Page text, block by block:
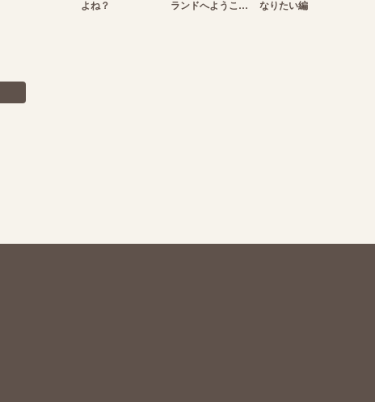
よね？
ランドへようこ
なりたい編